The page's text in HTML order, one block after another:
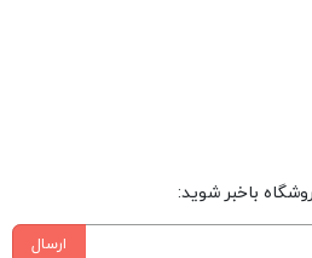
باخبر شوید:
ارسال